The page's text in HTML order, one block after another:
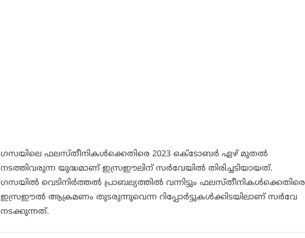
ഗസയിലെ ഫലസ്തീനികള്‍ക്കെതിരെ 2023 ഒക്ടോബര്‍ ഏഴ് മുതല്‍
നടത്തിവരുന്ന യുദ്ധമാണ് ഇസ്രഈലിന് സര്‍വേയില്‍ തിരിച്ചടിയായത്.
ഗസയില്‍ വെടിനിര്‍ത്തല്‍ പ്രാബല്യത്തില്‍ വന്നിട്ടും ഫലസ്തീനികള്‍ക്കെതിരെ
ഇസ്രഈല്‍ ആക്രമണം തുടരുന്നുവെന്ന റിപ്പോര്‍ട്ടുകള്‍ക്കിടയിലാണ് സര്‍വേ
നടക്കുന്നത്.